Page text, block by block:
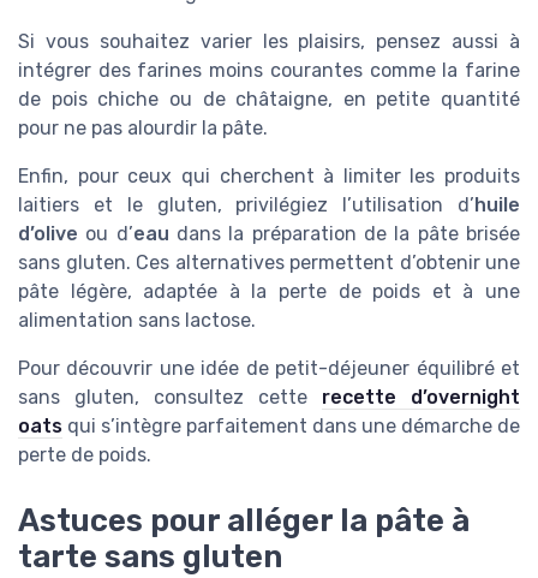
Si vous souhaitez varier les plaisirs, pensez aussi à
intégrer des farines moins courantes comme la farine
de pois chiche ou de châtaigne, en petite quantité
pour ne pas alourdir la pâte.
Enfin, pour ceux qui cherchent à limiter les produits
laitiers et le gluten, privilégiez l’utilisation d’ huile
d’olive ou d’eau dans la préparation de la pâte brisée
sans gluten. Ces alternatives permettent d’obtenir une
pâte légère, adaptée à la perte de poids et à une
alimentation sans lactose.
Pour découvrir une idée de petit-déjeuner équilibré et
sans gluten, consultez cette recette d’overnight
oats qui s’intègre parfaitement dans une démarche de
perte de poids.
Astuces pour alléger la pâte à
tarte sans gluten